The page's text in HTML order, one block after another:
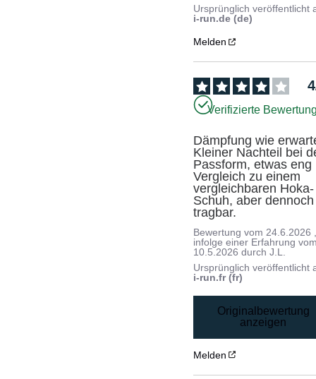
Ursprünglich veröffentlicht
i-run.de (de)
Melden
4
Verifizierte
Dämpfung wie
Kleiner Nachteil bei
Passform, etwas eng
Vergleich zu einem
vergleichbaren Hoka-
Schuh, aber dennoch
tragbar.
Bewertung vom 24.6.2026
infolge einer Erfahrung
10.5.2026 durchJ.L.
Ursprünglich veröffentlicht
i-run.fr (fr)
Originalbewertung
anzeigen
Melden